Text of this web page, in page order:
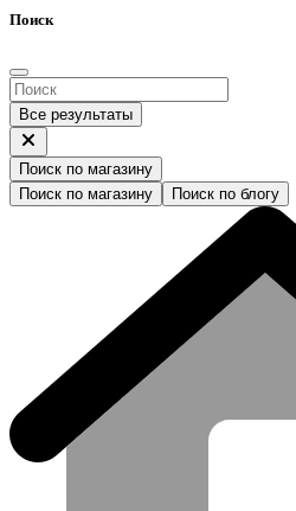
Поиск
Все результаты
Поиск по магазину
Поиск по магазину
Поиск по блогу